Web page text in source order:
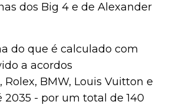
dos Big 4 e de Alexander
do que é calculado com
a acordos
BMW, Louis Vuitton e
2035 - por um total de 140